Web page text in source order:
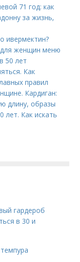
71 год: как
за жизнь,
ивермектин?
для женщин меню
50 лет
Как
правил
Кардиган:
длину, образы
Как искать
гардероб
в 30 и